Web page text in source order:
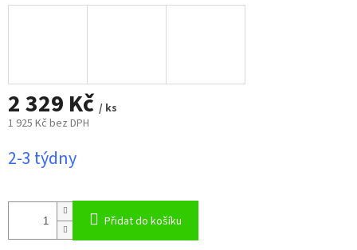
2 329 Kč / ks
1 925 Kč bez DPH
cena:
2-3 týdny
Přidat do košíku